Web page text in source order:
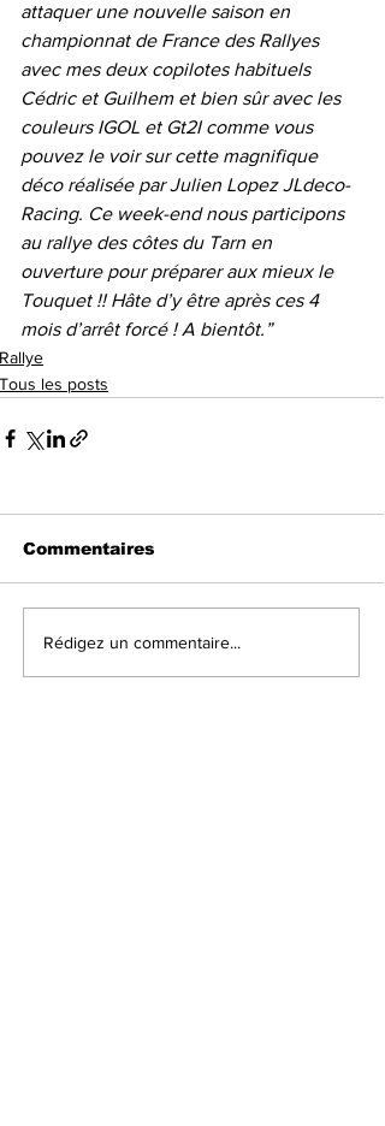
attaquer une nouvelle saison en
championnat de France des Rallyes
avec mes deux copilotes habituels
Cédric et Guilhem et bien sûr avec les
couleurs IGOL et Gt2I comme vous
pouvez le voir sur cette magnifique
déco réalisée par Julien Lopez JLdeco-
Racing. Ce week-end nous participons
au rallye des côtes du Tarn en
ouverture pour préparer aux mieux le
Touquet !! Hâte d’y être après ces 4
mois d’arrêt forcé ! A bientôt.”
Rallye
Tous les posts
Commentaires
Rédigez un commentaire...